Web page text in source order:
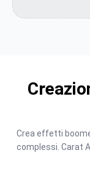
Crea effetti
complessi. Carat